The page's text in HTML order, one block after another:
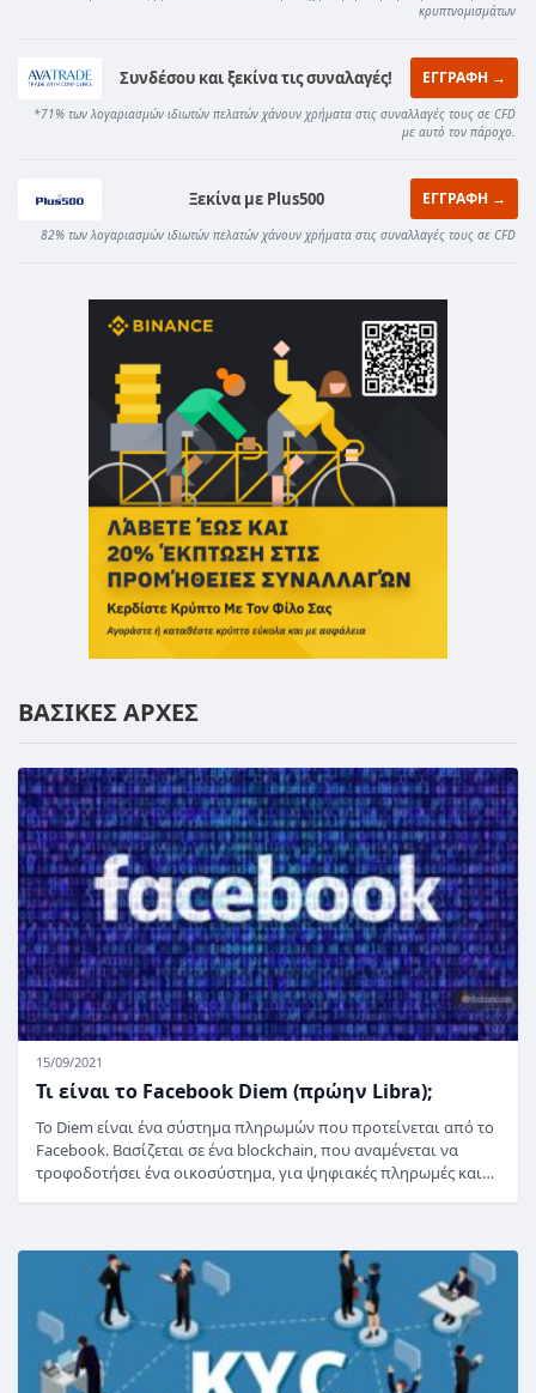
κρυπτνομισμάτων
Συνδέσου και ξεκίνα τις συναλαγές! ΕΓΓΡΑΦΗ →
*71% των λογαριασμών ιδιωτών πελατών χάνουν χρήματα στις συναλλαγές τους σε CFD
με αυτό τον πάροχο.
Ξεκίνα με Plus500 ΕΓΓΡΑΦΗ →
82% των λογαριασμών ιδιωτών πελατών χάνουν χρήματα στις συναλλαγές τους σε CFD
ΒΑΣΙΚΕΣ ΑΡΧΕΣ
15/09/2021
Τι είναι το Facebook Diem (πρώην Libra);
Το Diem είναι ένα σύστημα πληρωμών που προτείνεται από το
Facebook. Βασίζεται σε ένα blockchain, που αναμένεται να
τροφοδοτήσει ένα οικοσύστημα, για ψηφιακές πληρωμές και…